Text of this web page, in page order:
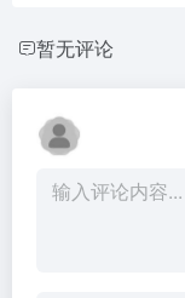
暂无评论